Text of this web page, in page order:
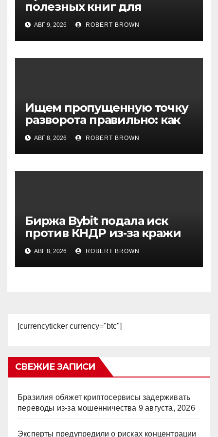
полезных книг для
криптотрейдеров
АВГ 9, 2026 ROBERT BROWN
Ищем пропущенную точку
разворота правильно: как
криптотрейдеру
применять индикатор Роба
Букера
АВГ 8, 2026 ROBERT BROWN
Биржа Bybit подала иск
против КНДР из‑за кражи
$1,5 млрд
АВГ 8, 2026 ROBERT BROWN
[currencyticker currency="btc"]
СВЕЖИЕ ЗАПИСИ
Бразилия обяжет криптосервисы задерживать
переводы из-за мошенничества 9 августа, 2026
Эксперты предупредили о рисках концентрации